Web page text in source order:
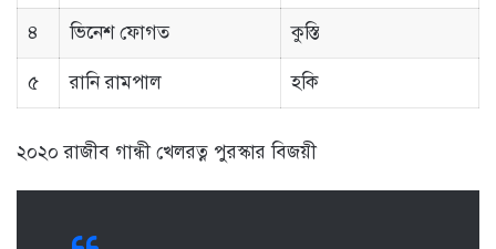
৪ ভিনেশ ফোগত কুস্তি
৫ রানি রামপাল হকি
২০২০ রাজীব গান্ধী খেলরত্ন পুরস্কার বিজয়ী